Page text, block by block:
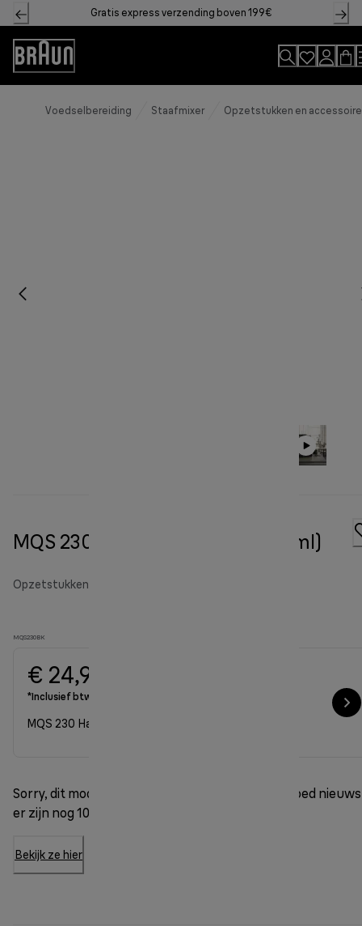
Skip
to
Content
Gratis express verzending boven 199€
Accessibility
Statement
Voedselbereiding Staafmixer Opzetstukken en
MQS 230 Hakmolen Zwart (500ml)
Opzetstukken en accessoires voor de staafmixer
MQS230BK
€ 24,90
*Inclusief btw
MQS 230 Hakmolen Zwart (500ml)
Sorry, dit model is niet meer op voorraad. Maar goed
er zijn nog 10 andere opties beschikbaar.
Bekijk ze hier